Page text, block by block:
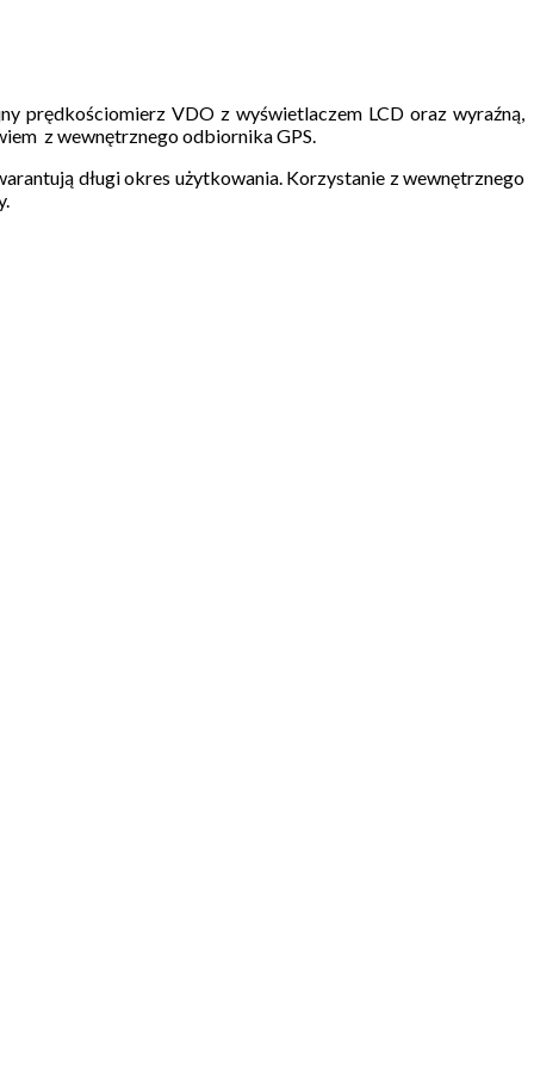
prędkościomierz VDO z wyświetlaczem LCD oraz wyraźną,
z wewnętrznego odbiornika GPS.
długi okres użytkowania. Korzystanie z wewnętrznego